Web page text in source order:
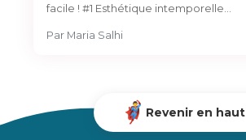
facile ! #1 Esthétique intemporelle…
Par Maria Salhi
Revenir en haut